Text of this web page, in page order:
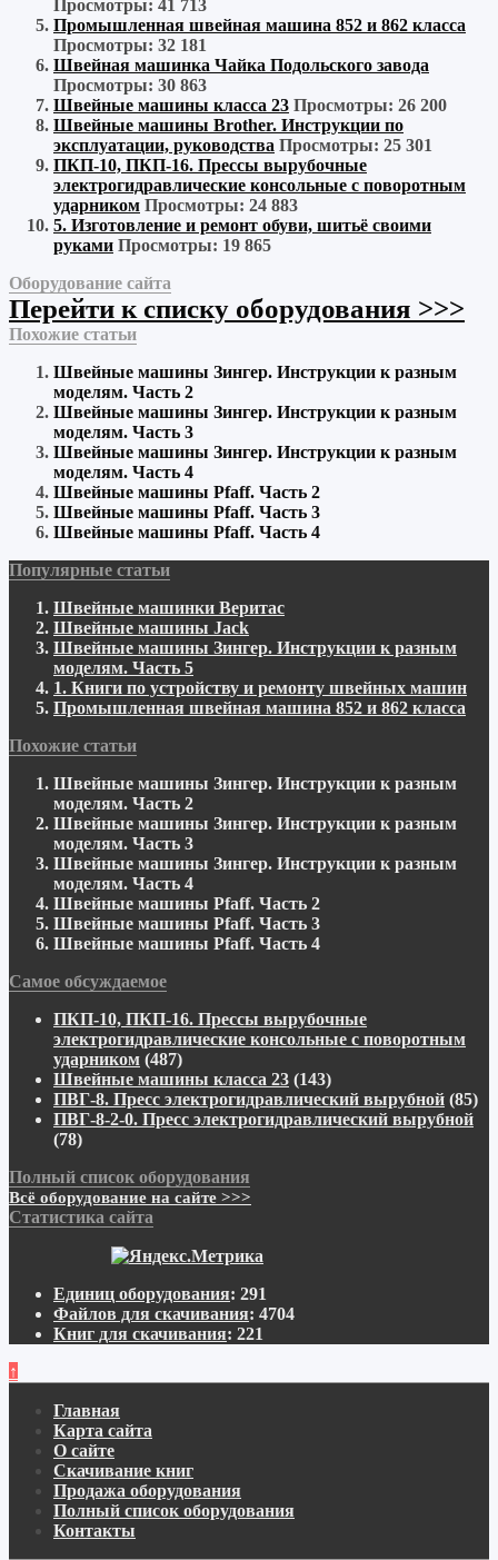
Просмотры: 41 713
Промышленная швейная машина 852 и 862 класса
Просмотры: 32 181
Швейная машинка Чайка Подольского завода
Просмотры: 30 863
Швейные машины класса 23 Просмотры: 26 200
Швейные машины Brother. Инструкции по
эксплуатации, руководства Просмотры: 25 301
ПКП-10, ПКП-16. Прессы вырубочные
электрогидравлические консольные с поворотным
ударником Просмотры: 24 883
5. Изготовление и ремонт обуви, шитьё своими
руками Просмотры: 19 865
Оборудование сайта
Перейти к списку оборудования >>>
Похожие статьи
Швейные машины Зингер. Инструкции к разным
моделям. Часть 2
Швейные машины Зингер. Инструкции к разным
моделям. Часть 3
Швейные машины Зингер. Инструкции к разным
моделям. Часть 4
Швейные машины Pfaff. Часть 2
Швейные машины Pfaff. Часть 3
Швейные машины Pfaff. Часть 4
Популярные статьи
Швейные машинки Веритас
Швейные машины Jack
Швейные машины Зингер. Инструкции к разным
моделям. Часть 5
1. Книги по устройству и ремонту швейных машин
Промышленная швейная машина 852 и 862 класса
Похожие статьи
Швейные машины Зингер. Инструкции к разным
моделям. Часть 2
Швейные машины Зингер. Инструкции к разным
моделям. Часть 3
Швейные машины Зингер. Инструкции к разным
моделям. Часть 4
Швейные машины Pfaff. Часть 2
Швейные машины Pfaff. Часть 3
Швейные машины Pfaff. Часть 4
Самое обсуждаемое
ПКП-10, ПКП-16. Прессы вырубочные
электрогидравлические консольные с поворотным
ударником (487)
Швейные машины класса 23 (143)
ПВГ-8. Пресс электрогидравлический вырубной (85)
ПВГ-8-2-0. Пресс электрогидравлический вырубной
(78)
Полный список оборудования
Всё оборудование на сайте >>>
Статистика сайта
Единиц оборудования: 291
Файлов для скачивания: 4704
Книг для скачивания: 221
↑
Главная
Карта сайта
О сайте
Скачивание книг
Продажа оборудования
Полный список оборудования
Контакты